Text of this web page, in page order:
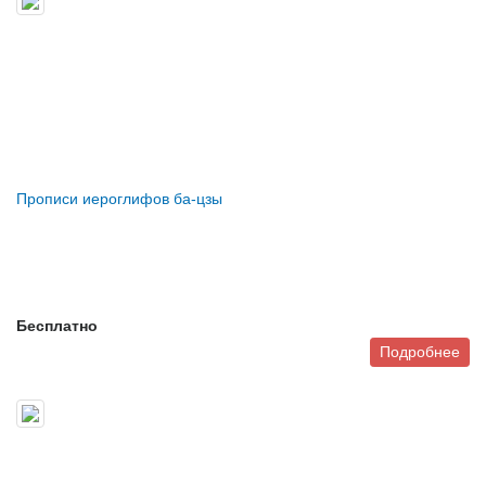
Прописи иероглифов ба-цзы
Бесплатно
Подробнее